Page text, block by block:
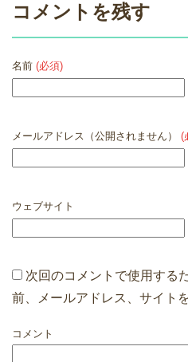
コメントを残す
名前 (必須)
メールアドレス（公開されません） (
ウェブサイト
次回のコメントで使用する
前、メールアドレス、サイト
コメント